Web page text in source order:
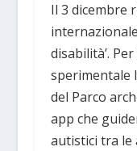
Il 3 dicembre
disabilità’.
sperimentale
del Parco
app che
autistici tra le